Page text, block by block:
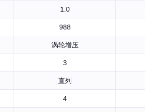
1.0
988
涡轮增压
3
直列
4